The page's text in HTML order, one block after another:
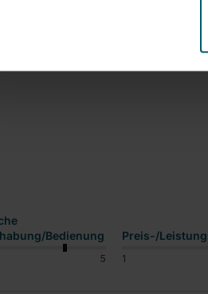
Bedienung
5
Preis-/
1